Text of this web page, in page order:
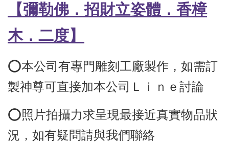
【彌勒佛 ．招財立姿體．香樟
木．二度】
⭕️本公司有專門雕刻工廠製作，如需訂
製神尊可直接加本公司Ｌｉｎｅ討論
⭕️照片拍攝力求呈現最接近真實物品狀
況，如有疑問請與我們聯絡